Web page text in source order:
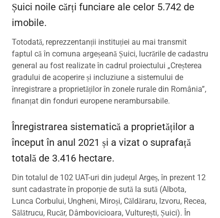
Șuici noile cărți funciare ale celor 5.742 de
imobile.
Totodată, reprezzentanții instituției au mai transmit
faptul că în comuna argeșeană Șuici, lucrările de cadastru
general au fost realizate în cadrul proiectului „Creșterea
gradului de acoperire și incluziune a sistemului de
înregistrare a proprietăților în zonele rurale din România”,
finanțat din fonduri europene nerambursabile.
Înregistrarea sistematică a proprietăților a
început în anul 2021 și a vizat o suprafață
totală de 3.416 hectare.
Din totalul de 102 UAT-uri din județul Argeș, în prezent 12
sunt cadastrate în proporție de sută la sută (Albota,
Lunca Corbului, Ungheni, Miroși, Căldăraru, Izvoru, Recea,
Sălătrucu, Rucăr, Dâmbovicioara, Vulturești, Șuici). În